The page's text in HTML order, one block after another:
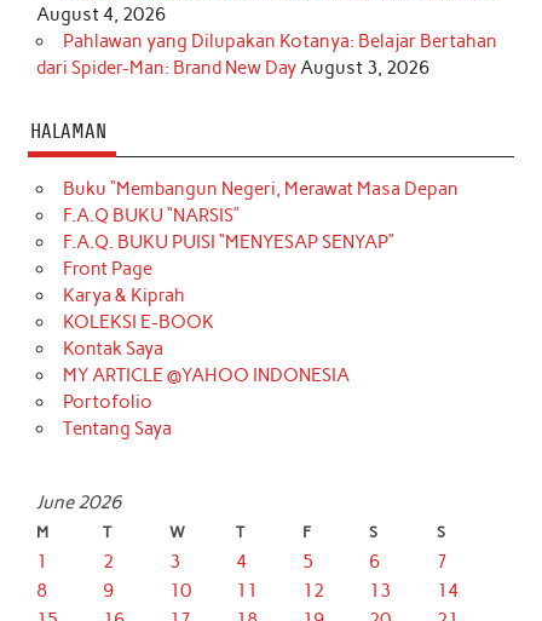
August 4, 2026
Pahlawan yang Dilupakan Kotanya: Belajar Bertahan
dari Spider-Man: Brand New DayAugust 3, 2026
HALAMAN
Buku “Membangun Negeri, Merawat Masa Depan
F.A.Q BUKU “NARSIS”
F.A.Q. BUKU PUISI “MENYESAP SENYAP”
Front Page
Karya & Kiprah
KOLEKSI E-BOOK
Kontak Saya
MY ARTICLE @YAHOO INDONESIA
Portofolio
Tentang Saya
June 2026
M T W T F S S
1 2 3 4 5 6
7
8
9 10 11 12 13
14